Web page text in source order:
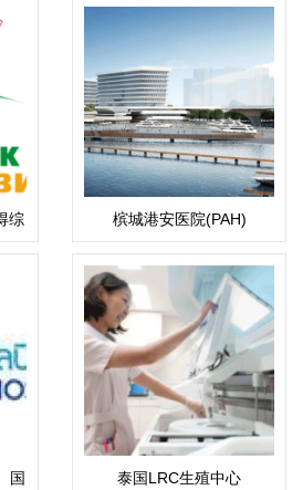
综
槟城港安医院(PAH)
国
泰国LRC生殖中心